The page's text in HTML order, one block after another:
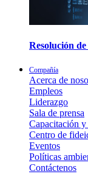
Resolución
Compañía
Acerca de
Empleos
Liderazgo
Sala de prensa
Capacitación
Centro de
Eventos
Políticas
Contáctenos